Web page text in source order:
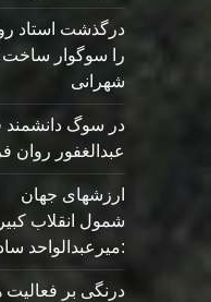
درگذشت استاد
را سوگوار ساخت
شهرانی
در سوگ دانشمند
عبدالغفور روان
ارزشهای جهان
شمول انقلاب
:میرعبدالواحد
درنگی بر فعالیت